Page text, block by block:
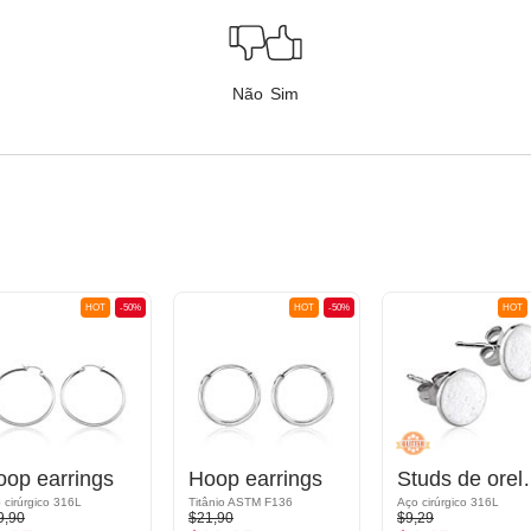
Não Sim
-50%
HOT
earrings
cirúrgico 316L
-50%
HOT
Hoop earrings
Titânio ASTM F136
$21,90
HOT
Studs
Aço cirúrgico 316L
$9,29